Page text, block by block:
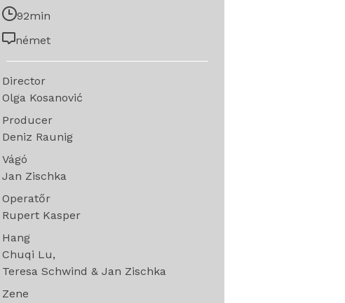
92min
német
Director
Olga Kosanović
Producer
Deniz Raunig
Vágó
Jan Zischka
Operatőr
Rupert Kasper
Hang
Chuqi Lu
Teresa Schwind & Jan Zischka
Zene